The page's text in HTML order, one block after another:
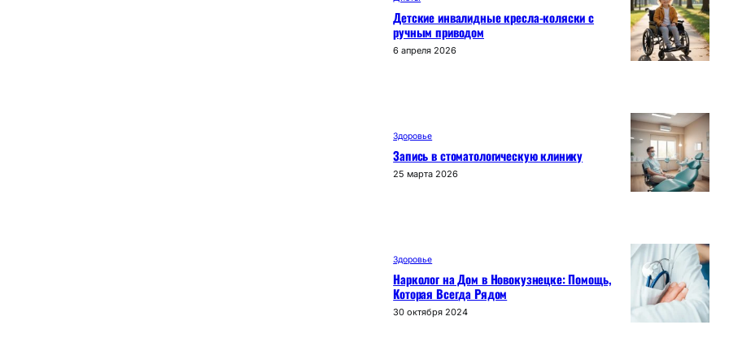
Детские инвалидные кресла-коляски с
ручным приводом
6 апреля 2026
Здоровье
Запись в стоматологическую клинику
25 марта 2026
Здоровье
Нарколог на Дом в Новокузнецке: Помощь,
Которая Всегда Рядом
30 октября 2024